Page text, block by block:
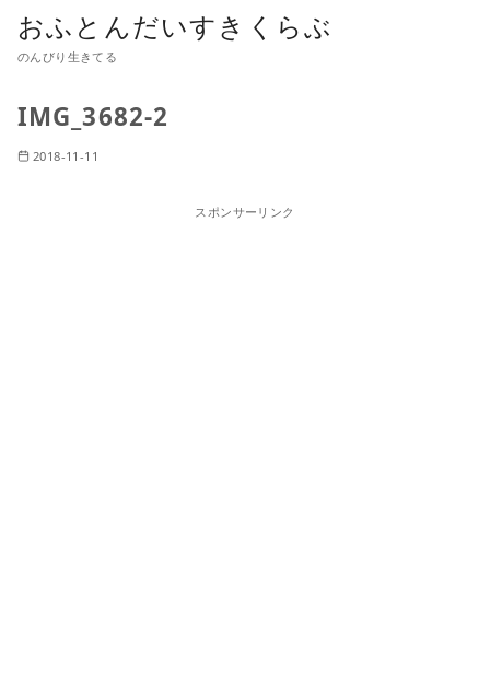
おふとんだいすきくらぶ
のんびり生きてる
IMG_3682-2
2018-11-11
スポンサーリンク